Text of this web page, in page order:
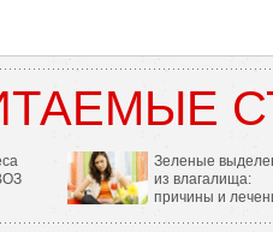
Зеленые
из влагалища:
причины и